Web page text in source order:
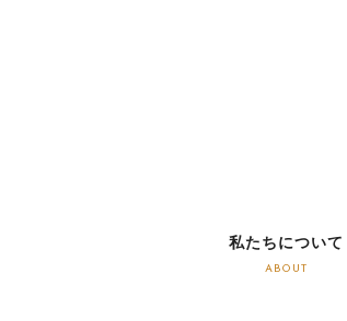
私たちについて
ABOUT